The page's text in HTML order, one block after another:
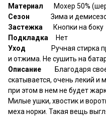
Материал
Мохер 50%
Сезон Зима и
Застежка
Кнопки на боку
Подкладка
Нет
Уход
Ручная стирка
и отжима. Не сушить на
Описание
Благодаря
скатывается, очень лекий и
при этом в нем не будет
Милые ушки, хвостик и
меха норки. Такая вещь